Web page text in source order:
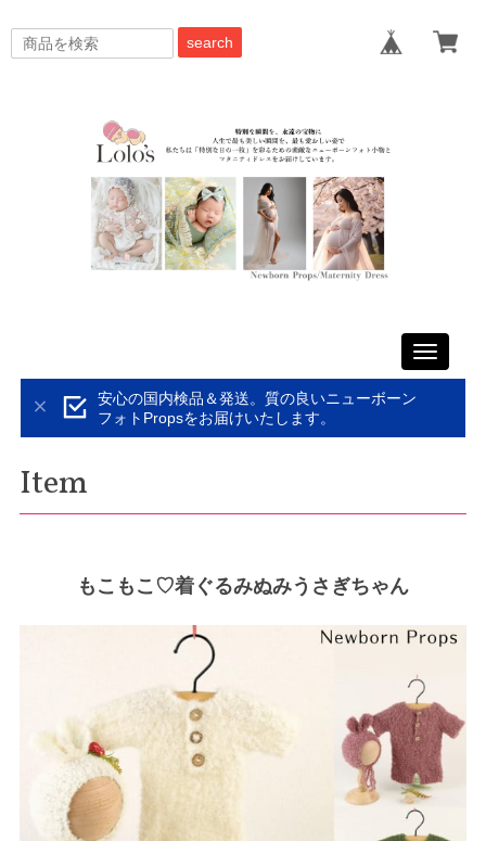
search
Toggle
安心の国内検品＆発送。質の良いニューボーン
フォトPropsをお届けいたします。
Item
もこもこ♡着ぐるみぬみうさぎちゃん